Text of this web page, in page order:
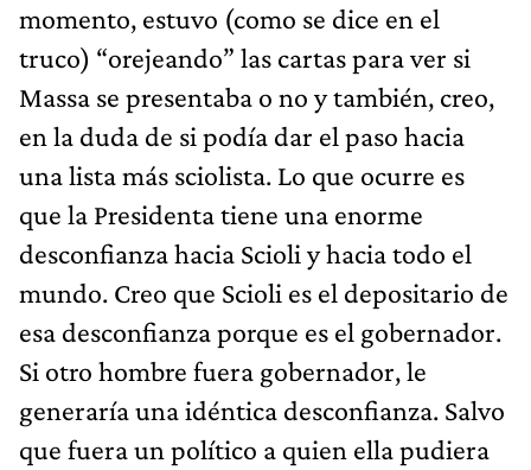
momento, estuvo (como se dice en el
truco) “orejeando” las cartas para ver si
Massa se presentaba o no y también, creo,
en la duda de si podía dar el paso hacia
una lista más sciolista. Lo que ocurre es
que la Presidenta tiene una enorme
desconfianza hacia Scioli y hacia todo el
mundo. Creo que Scioli es el depositario de
esa desconfianza porque es el gobernador.
Si otro hombre fuera gobernador, le
generaría una idéntica desconfianza. Salvo
que fuera un político a quien ella pudiera